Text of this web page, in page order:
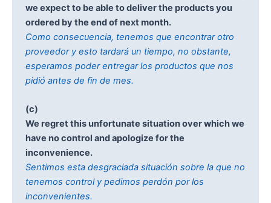
we expect to be able to deliver the products you
ordered by the end of next month.
Como consecuencia, tenemos que encontrar otro
proveedor y esto tardará un tiempo, no obstante,
esperamos poder entregar los productos que nos
pidió antes de fin de mes.
(c)
We regret this unfortunate situation over which we
have no control and apologize for the
inconvenience.
Sentimos esta desgraciada situación sobre la que no
tenemos control y pedimos perdón por los
inconvenientes.